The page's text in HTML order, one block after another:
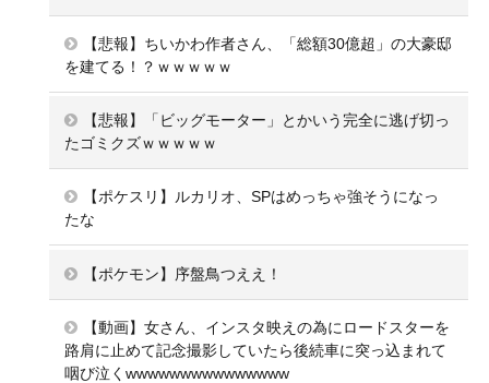
【悲報】ちいかわ作者さん、「総額30億超」の大豪邸
を建てる！？ｗｗｗｗｗ
【悲報】「ビッグモーター」とかいう完全に逃げ切っ
たゴミクズｗｗｗｗｗ
【ポケスリ】ルカリオ、SPはめっちゃ強そうになっ
たな
【ポケモン】序盤鳥つええ！
【動画】女さん、インスタ映えの為にロードスターを
路肩に止めて記念撮影していたら後続車に突っ込まれて
咽び泣くwwwwwwwwwwwwwww